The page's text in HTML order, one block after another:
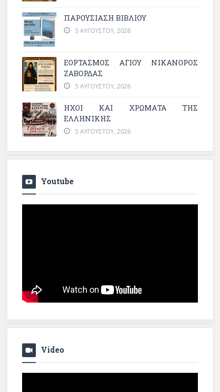
ΠΑΡΟΥΣΙΑΣΗ ΒΙΒΛΙΟΥ
5 ΑΥΓΟΎΣΤΟΥ, 2026
ΕΟΡΤΑΣΜΟΣ ΑΓΙΟΥ ΝΙΚΑΝΟΡΟΣ
ΖΑΒΟΡΔΑΣ
5 ΑΥΓΟΎΣΤΟΥ, 2026
ΗΧΟΙ ΚΑΙ ΧΡΩΜΑΤΑ ΤΗΣ
ΕΛΛΗΝΙΚΗΣ
5 ΑΥΓΟΎΣΤΟΥ, 2026
Youtube
Video